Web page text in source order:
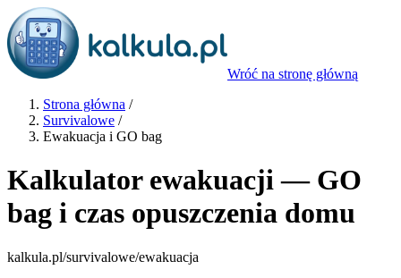
Wróć na stronę główną
Strona główna /
Survivalowe /
Ewakuacja i GO bag
Kalkulator ewakuacji — GO
bag i czas opuszczenia domu
kalkula.pl/survivalowe/ewakuacja